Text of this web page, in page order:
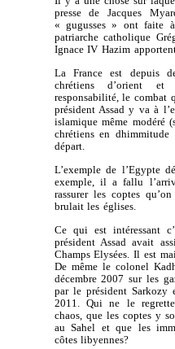
presse de Jacques
« gugusses » ont faite
patriarche catholique
Ignace IV Hazim
La France est depuis
chrétiens d’orient et
responsabilité, le combat
président Assad y va à
islamique même modéré
chrétiens en
départ.
L’exemple de l’Egypte
exemple, il a fallu
rassurer les coptes
brulait les églises.
Ce qui est intéressant
président Assad avait
Champs Elysées. Il est
De même le colonel
décembre 2007 sur les
par le président Sarkozy
2011. Qui ne le
chaos, que les coptes y
au Sahel et que les
côtes libyennes?